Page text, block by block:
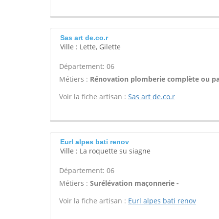
Sas art de.co.r
Ville : Lette, Gilette
Département: 06
Métiers : Rénovation plomberie complète ou
Voir la fiche artisan : Sas art de.co.r
Eurl alpes bati renov
Ville : La roquette su siagne
Département: 06
Métiers : Surélévation maçonnerie -
Voir la fiche artisan : Eurl alpes bati renov